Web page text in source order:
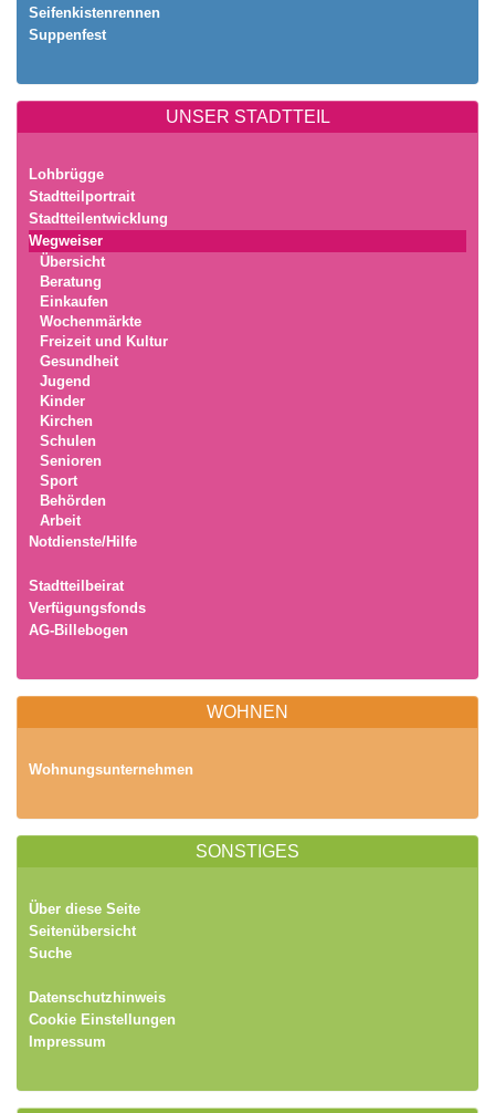
Seifenkistenrennen
Suppenfest
UNSER STADTTEIL
Lohbrügge
Stadtteilportrait
Stadtteilentwicklung
Wegweiser
Übersicht
Beratung
Einkaufen
Wochenmärkte
Freizeit und Kultur
Gesundheit
Jugend
Kinder
Kirchen
Schulen
Senioren
Sport
Behörden
Arbeit
Notdienste/Hilfe
Stadtteilbeirat
Verfügungsfonds
AG-Billebogen
WOHNEN
Wohnungsunternehmen
SONSTIGES
Über diese Seite
Seitenübersicht
Suche
Datenschutzhinweis
Cookie Einstellungen
Impressum